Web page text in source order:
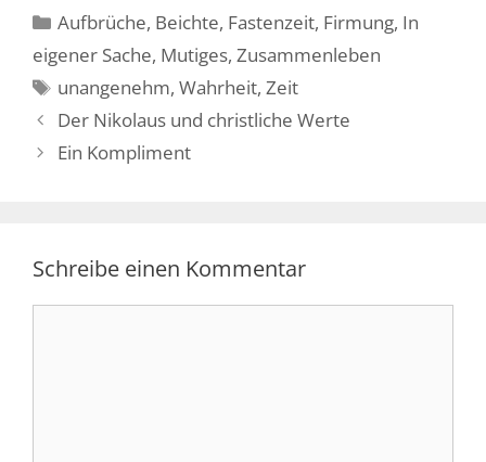
Kategorien
Aufbrüche, Beichte, Fastenzeit, Firmung, In
eigener Sache, Mutiges, Zusammenleben
Schlagwörter
unangenehm,Wahrheit,Zeit
Der Nikolaus und christliche Werte
Ein Kompliment
Schreibe einen Kommentar